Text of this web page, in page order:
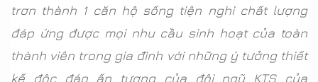
trơn thành 1 căn hộ sống tiện nghi chất lượng
đáp ứng được mọi nhu cầu sinh hoạt của toàn
thành viên trong gia đình với những ý tưởng thiết
kế độc đáo ấn tượng của đội ngũ KTS của